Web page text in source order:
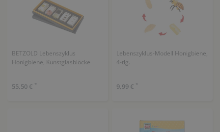
BETZOLD Lebenszyklus
Honigbiene, Kunstglasblöcke
55,50 € *
Lebenszyklus-Modell Honigbiene,
4-tlg.
9,99 € *